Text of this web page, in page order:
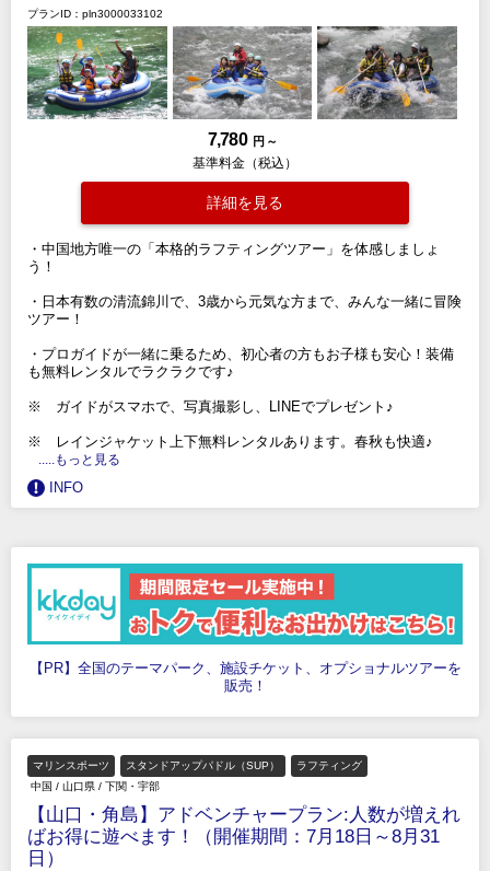
プランID：pln3000033102
7,780 円 ～
基準料金（税込）
詳細を見る
・中国地方唯一の「本格的ラフティングツアー」を体感しましょ
う！
・日本有数の清流錦川で、3歳から元気な方まで、みんな一緒に冒険
ツアー！
・プロガイドが一緒に乗るため、初心者の方もお子様も安心！装備
も無料レンタルでラクラクです♪
※ ガイドがスマホで、写真撮影し、LINEでプレゼント♪
※ レインジャケット上下無料レンタルあります。春秋も快適♪
.....もっと見る
INFO
【PR】全国のテーマパーク、施設チケット、オプショナルツアーを
販売！
マリンスポーツ スタンドアップパドル（SUP）
ラフティング
中国 / 山口県 / 下関・宇部
【山口・角島】アドベンチャープラン:人数が増えれ
ばお得に遊べます！（開催期間：7月18日～8月31
日）